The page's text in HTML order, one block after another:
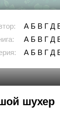
А Б В Г Д
А Б В Г Д
А Б В Г Д
шухер